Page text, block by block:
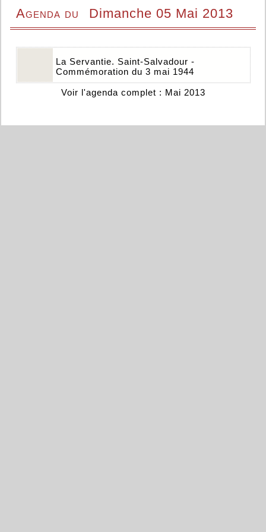
Agenda du Dimanche 05 Mai 2013
La Servantie. Saint-Salvadour -
Commémoration du 3 mai 1944
Voir l'agenda complet : Mai 2013